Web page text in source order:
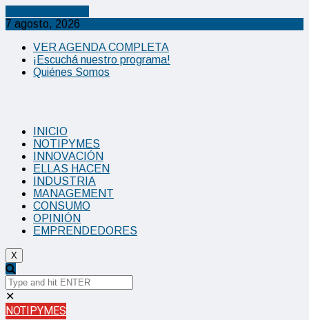
7 agosto, 2026
VER AGENDA COMPLETA
¡Escuchá nuestro programa!
Quiénes Somos
INICIO
NOTIPYMES
INNOVACIÓN
ELLAS HACEN
INDUSTRIA
MANAGEMENT
CONSUMO
OPINIÓN
EMPRENDEDORES
X
✕
NOTIPYMES